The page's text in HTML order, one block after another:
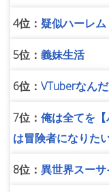
4位： 疑似ハーレム
5位： 義妹生活
6位： VTuberなん
7位： 俺は全てを
は冒険者になりた
8位： 異世界スー